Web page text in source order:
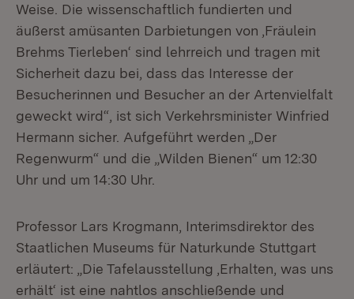
Weise. Die wissenschaftlich fundierten und
äußerst amüsanten Darbietungen von ‚Fräulein
Brehms Tierleben‘ sind lehrreich und tragen mit
Sicherheit dazu bei, dass das Interesse der
Besucherinnen und Besucher an der Artenvielfalt
geweckt wird“, ist sich Verkehrsminister Winfried
Hermann sicher. Aufgeführt werden „Der
Regenwurm“ und die „Wilden Bienen“ um 12:30
Uhr und um 14:30 Uhr.
Professor Lars Krogmann, Interimsdirektor des
Staatlichen Museums für Naturkunde Stuttgart
erläutert: „Die Tafelausstellung ‚Erhalten, was uns
erhält‘ ist eine nahtlos anschließende und